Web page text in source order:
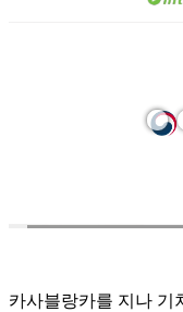
카사블랑카를 지나 기